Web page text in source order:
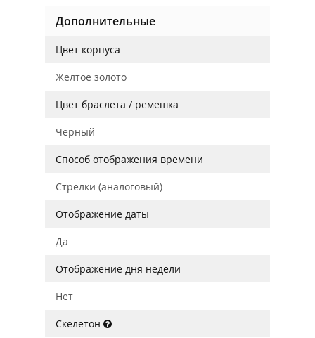
Дополнительные
Цвет корпуса
Желтое золото
Цвет браслета / ремешка
Черный
Способ отображения времени
Стрелки (аналоговый)
Отображение даты
Да
Отображение дня недели
Нет
Скелетон